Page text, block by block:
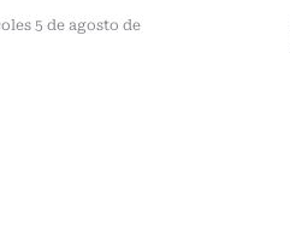
5 de agosto de